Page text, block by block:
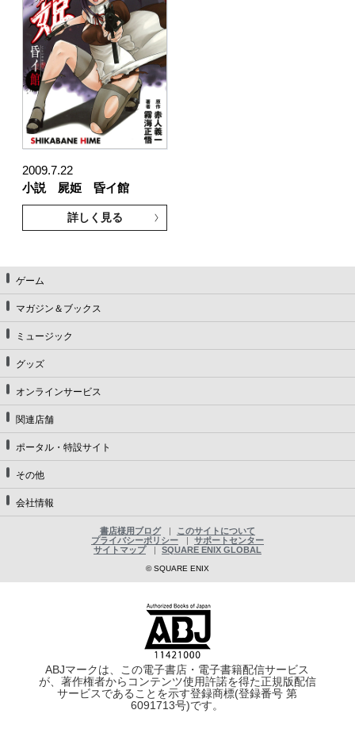
2009.7.22
小説 屍姫 昏イ館
詳しく見る
ゲーム
マガジン＆ブックス
ミュージック
グッズ
オンラインサービス
関連店舗
ポータル・特設サイト
その他
会社情報
書店様用ブログ
このサイトについて
プライバシーポリシー
サポートセンター
サイトマップ
SQUARE ENIX GLOBAL
© SQUARE ENIX
ABJマークは、この電子書店・電子書籍配信サービス
が、著作権者からコンテンツ使用許諾を得た正規版配信
サービスであることを示す登録商標(登録番号 第
6091713号)です。